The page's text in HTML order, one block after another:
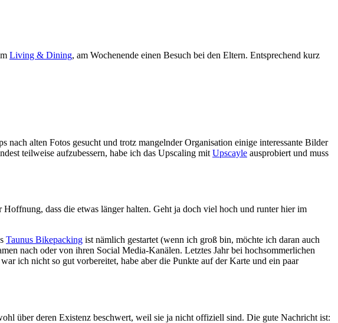
Living & Dining, am Wochenende einen Besuch bei den Eltern. Entsprechend kurz
alten Fotos gesucht und trotz mangelnder Organisation einige interessante Bilder
teilweise aufzubessern, habe ich das Upscaling mit Upscayle ausprobiert und muss
Hoffnung, dass die etwas länger halten. Geht ja doch viel hoch und runter hier im
Taunus Bikepacking ist nämlich gestartet (wenn ich groß bin, möchte ich daran auch
nach oder von ihren Social Media-Kanälen. Letztes Jahr bei hochsommerlichen
ich nicht so gut vorbereitet, habe aber die Punkte auf der Karte und ein paar
über deren Existenz beschwert, weil sie ja nicht offiziell sind. Die gute Nachricht ist: